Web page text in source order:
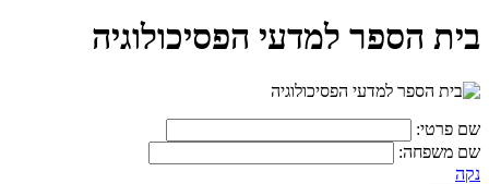
בית הספר למדעי הפסיכולוגיה
שם פרטי:
שם משפחה:
נקה